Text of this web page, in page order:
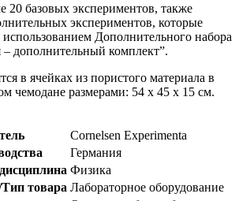
20 базовых экспериментов, также
экспериментов, которые
Дополнительного набора
– дополнительный комплект”.
в ячейках из пористого материала в
чемодане размерами: 54 х 45 х 15 см.
Cornelsen Experimenta
Германия
Физика
товара Лабораторное оборудование